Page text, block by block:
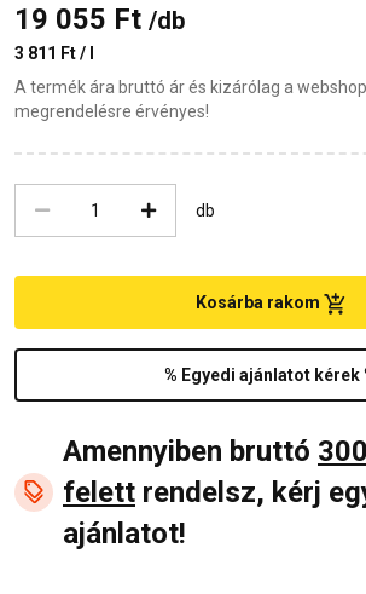
19 055 Ft /db
3 811 Ft / l
A termék ára bruttó ár és kizárólag a
megrendelésre érvényes!
db
% Egyedi ajánlatot kérek
Kosárba rakom
Amennyiben bruttó
felett rendelsz, kérj
ajánlatot!